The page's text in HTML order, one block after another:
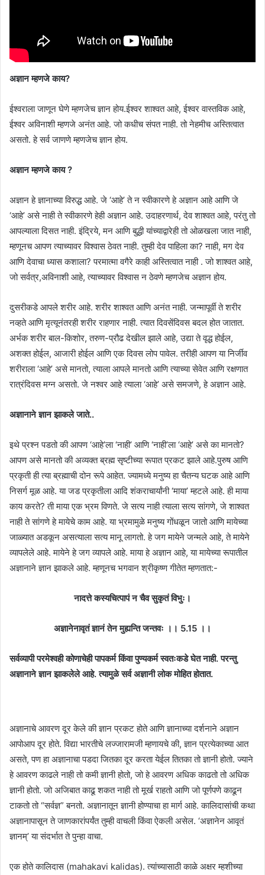
अज्ञान म्हणजे काय?
ईश्वराला जाणून घेणे म्हणजेच ज्ञान होय.ईश्वर शाश्वत आहे, ईश्वर वास्तविक आहे,
ईश्वर अविनाशी म्हणजे अनंत आहे. जो कधीच संपत नाही. तो नेहमीच अस्तित्वात
असतो. हे सर्व जाणणे म्हणजेच ज्ञान होय.
अज्ञान म्हणजे काय ?
अज्ञान हे ज्ञानाच्या विरुद्ध आहे. जे ‘आहे’ ते न स्वीकारणे हे अज्ञान आहे आणि जे
‘आहे’ असे नाही ते स्वीकारणे हेही अज्ञान आहे. उदाहरणार्थ, देव शाश्वत आहे, परंतु तो
आपल्याला दिसत नाही. इंद्रिये, मन आणि बुद्धी यांच्याद्वारेही तो ओळखला जात नाही,
म्हणूनच आपण त्याच्यावर विश्वास ठेवत नाही. तुम्ही देव पाहिला का? नाही, मग देव
आणि देवाचा ध्यास कशाला? परमात्मा वगैरे काही अस्तित्वात नाही . जो शाश्वत आहे,
जो सर्वत्र,अविनाशी आहे, त्याच्यावर विश्वास न ठेवणे म्हणजेच अज्ञान होय.
दुसरीकडे आपले शरीर आहे. शरीर शाश्वत आणि अनंत नाही. जन्मापूर्वी ते शरीर
नव्हते आणि मृत्यूनंतरही शरीर राहणार नाही. त्यात दिवसेंदिवस बदल होत जातात.
अर्भक शरीर बाल-किशोर, तरुण-प्रौढ देखील झाले आहे, उद्या ते वृद्ध होईल,
अशक्त होईल, आजारी होईल आणि एक दिवस लोप पावेल. तरीही आपण या निर्जीव
शरीराला ‘आहे’ असे मानतो, त्याला आपले मानतो आणि त्याच्या सेवेत आणि रक्षणात
रात्रंदिवस मग्न असतो. जे नश्वर आहे त्याला ‘आहे’ असे समजणे, हे अज्ञान आहे.
अज्ञानाने ज्ञान झाकले जाते..
इथे प्रश्न पडतो की आपण ‘आहे’ला ‘नाही’ आणि ‘नाही’ला ‘आहे’ असे का मानतो?
आपण असे मानतो की अव्यक्त ब्रह्म सृष्टीच्या रूपात प्रकट झाले आहे.पुरुष आणि
प्रकृती ही त्या ब्रह्माची दोन रूपे आहेत. ज्यामध्ये मनुष्य हा चैतन्य घटक आहे आणि
निसर्ग मूळ आहे. या जड प्रकृतीला आदि शंकराचार्यांनी ‘माया’ म्हटले आहे. ही माया
काय करते? ती माया एक भ्रम विणते. जे सत्य नाही त्याला सत्य सांगणे, जे शाश्वत
नाही ते सांगणे हे मायेचे काम आहे. या भ्रमामुळे मनुष्य गोंधळून जातो आणि मायेच्या
जाळ्यात अडकून असत्याला सत्य मानू लागतो. हे जग मायेने जन्मले आहे, ते मायेने
व्यापलेले आहे. मायेने हे जग व्यापले आहे. माया हे अज्ञान आहे, या मायेच्या रूपातील
अज्ञानाने ज्ञान झाकले आहे. म्हणूनच भगवान श्रीकृष्ण गीतेत म्हणतात:-
नादत्ते कस्यचित्पापं न चैव सुकृतं विभुः।
अज्ञानेनावृतं ज्ञानं तेन मुह्यन्ति जन्तवः ।। 5.15 ।।
सर्वव्यापी परमेश्वही कोणाचेही पापकर्म किंवा पुण्यकर्म स्वतःकडे घेत नाही. परन्तु
अज्ञानाने ज्ञान झाकलेले आहे. त्यामुळे सर्व अज्ञानी लोक मोहित होतात.
अज्ञानाचे आवरण दूर केले की ज्ञान प्रकट होते आणि ज्ञानाच्या दर्शनाने अज्ञान
आपोआप दूर होते. विद्या भारतीचे लज्जारामजी म्हणायचे की, ज्ञान प्रत्येकाच्या आत
असते, पण हा अज्ञानाचा पडदा जितका दूर करता येईल तितका तो ज्ञानी होतो. ज्याने
हे आवरण काढले नाही तो कमी ज्ञानी होतो, जो हे आवरण अधिक काढतो तो अधिक
ज्ञानी होतो. जो अजिबात काढू शकत नाही तो मूर्ख राहतो आणि जो पूर्णपणे काढून
टाकतो तो “सर्वज्ञ” बनतो. अज्ञानातून ज्ञानी होण्याचा हा मार्ग आहे. कालिदासांची कथा
अज्ञानापासून ते जाणकारांपर्यंत तुम्ही वाचली किंवा ऐकली असेल. ‘अज्ञानेन आवृतं
ज्ञानम्’ या संदर्भात ते पुन्हा वाचा.
एक होते कालिदास (mahakavi kalidas). त्यांच्यासाठी काळे अक्षर म्हशीच्या